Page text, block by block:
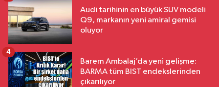
Audi tarihinin en büyük SUV modeli
Q9, markanın yeni amiral gemisi
oluyor
Barem Ambalaj’da yeni gelişme:
BARMA tüm BIST endekslerinden
çıkarılıyor
4